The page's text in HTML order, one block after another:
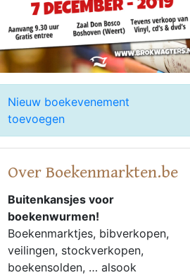
Nieuw boekevenement
toevoegen
Over Boekenmarkten.be
Buitenkansjes voor
boekenwurmen!
Boekenmarktjes, bibverkopen,
veilingen, stockverkopen,
boekensolden, … alsook